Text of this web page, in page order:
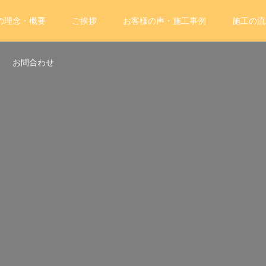
理念・概要 ご挨拶 お客様の声・施工事例 施工の
お問合わせ